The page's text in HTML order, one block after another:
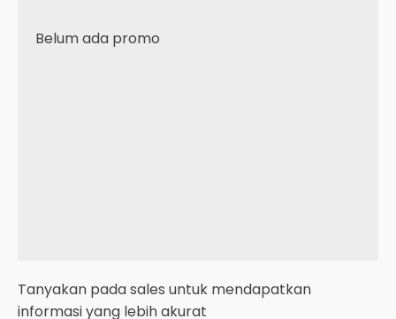
Belum ada promo
Tanyakan pada sales untuk mendapatkan
informasi yang lebih akurat